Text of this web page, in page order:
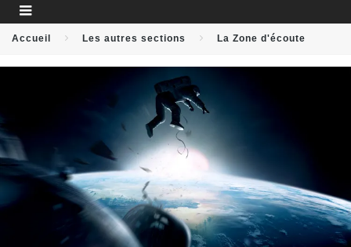
Accueil Les autres sections La Zone d'écoute